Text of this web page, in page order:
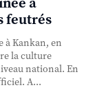
à
feutrés
à Kankan, en
la culture
national. En
A...